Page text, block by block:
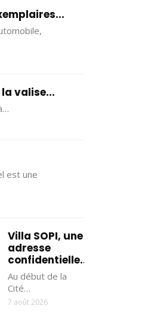
valise...
est une
Villa SOPI, une
adresse
confidentielle...
Au début de la
Cité…
7 août 2026